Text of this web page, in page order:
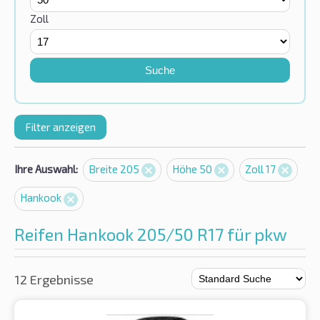
Zoll
Suche
Filter anzeigen
Ihre Auswahl: Breite 205 Höhe 50 Zoll 17
Hankook
Reifen Hankook 205/50 R17 für pkw
12 Ergebnisse